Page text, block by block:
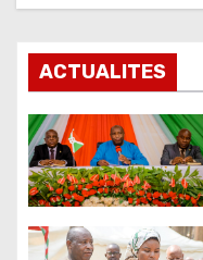
ACTUALITES